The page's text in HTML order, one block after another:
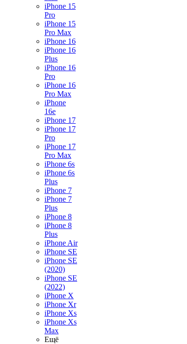
iPhone 15
Pro
iPhone 15
Pro Max
iPhone 16
iPhone 16
Plus
iPhone 16
Pro
iPhone 16
Pro Max
iPhone
16e
iPhone 17
iPhone 17
Pro
iPhone 17
Pro Max
iPhone 6s
iPhone 6s
Plus
iPhone 7
iPhone 7
Plus
iPhone 8
iPhone 8
Plus
iPhone Air
iPhone SE
iPhone SE
(2020)
iPhone SE
(2022)
iPhone X
iPhone Xr
iPhone Xs
iPhone Xs
Max
Ещё